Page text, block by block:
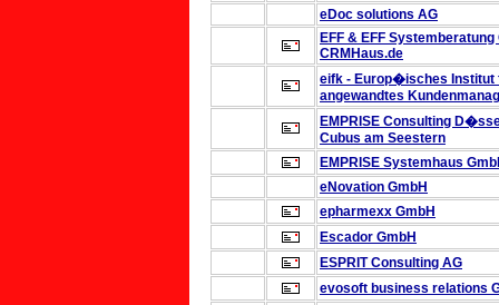
eDoc solutions AG
EFF & EFF Systemberatung
CRMHaus.de
eifk - Europ�isches Institut
angewandtes
EMPRISE Consulting
Cubus am Seestern
EMPRISE Systemhaus
eNovation GmbH
epharmexx GmbH
Escador GmbH
ESPRIT Consulting AG
evosoft business relations